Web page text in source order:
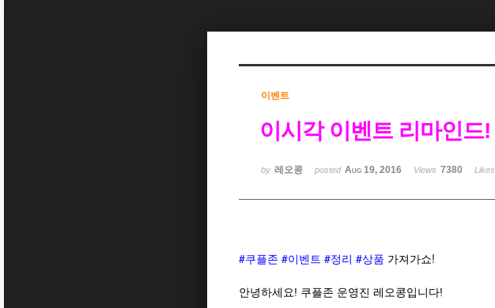
이벤트
이시각 이벤트 리마인드!
by 레오콩 posted Aug 19, 2016 Views 7380 Likes
#쿠플존 #이벤트 #정리 #상품 가져가쇼!
안녕하세요! 쿠플존 운영진 레오콩입니다!
Sketchbook5, 스케치북5
Sketchbook5, 스케치북5